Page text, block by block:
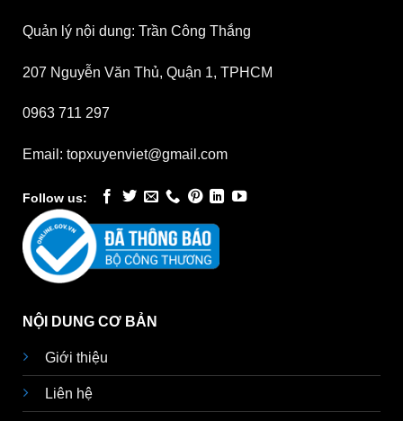
Quản lý nội dung: Trần Công Thắng
207 Nguyễn Văn Thủ, Quận 1, TPHCM
0963 711 297
Email: topxuyenviet@gmail.com
Follow us:
NỘI DUNG CƠ BẢN
Giới thiệu
Liên hệ